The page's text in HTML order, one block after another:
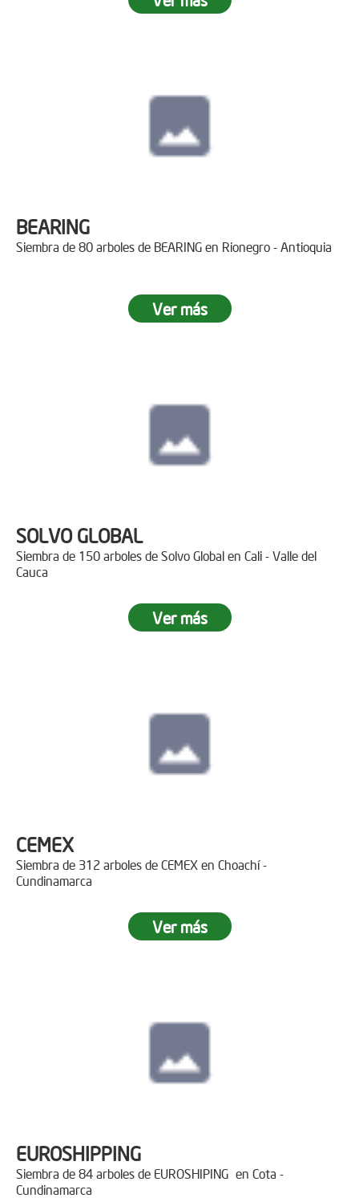
BEARING
Siembra de 80 arboles de BEARING en Rionegro - Antioquia
Ver más
SOLVO GLOBAL
Siembra de 150 arboles de Solvo Global en Cali - Valle del
Cauca
Ver más
CEMEX
Siembra de 312 arboles de CEMEX en Choachí -
Cundinamarca
Ver más
EUROSHIPPING
Siembra de 84 arboles de EUROSHIPING en Cota -
Cundinamarca